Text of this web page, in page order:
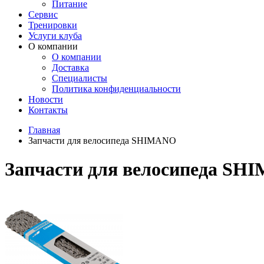
Питание
Сервис
Тренировки
Услуги клуба
О компании
О компании
Доставка
Специалисты
Политика конфиденциальности
Новости
Контакты
Главная
Запчасти для велосипеда SHIMANO
Запчасти для велосипеда